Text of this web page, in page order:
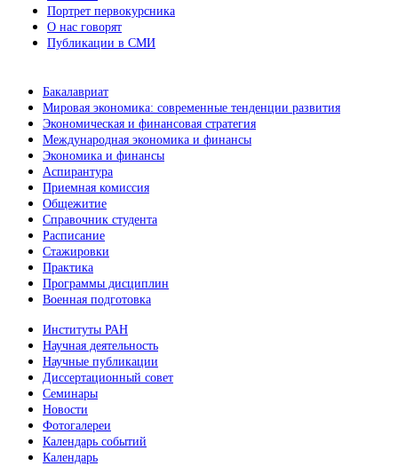
Портрет первокурсника
О нас говорят
Публикации в СМИ
Бакалавриат
Мировая экономика: современные тенденции развития
Экономическая и финансовая стратегия
Международная экономика и финансы
Экономика и финансы
Аспирантура
Приемная комиссия
Общежитие
Справочник студента
Расписание
Стажировки
Практика
Программы дисциплин
Военная подготовка
Институты РАН
Научная деятельность
Научные публикации
Диссертационный совет
Семинары
Новости
Фотогалереи
Календарь событий
Календарь